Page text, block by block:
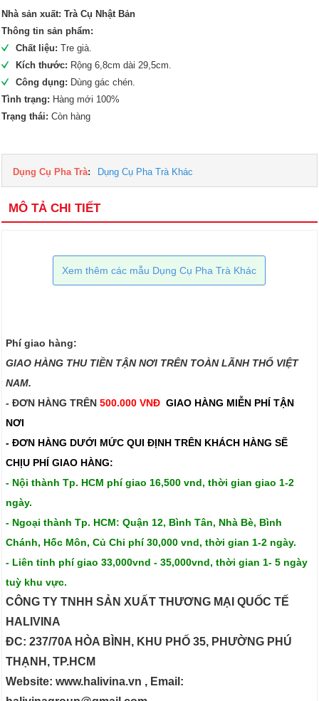
Nhà sản xuất: Trà Cụ Nhật Bản
Thông tin sản phẩm:
Chất liệu:Tre già.
Kích thước: Rộng 6,8cm dài 29,5cm.
Công dụng: Dùng gác chén.
Tình trạng: Hàng mới 100%
Trạng thái:Còn hàng
Dụng Cụ Pha Trà: Dụng Cụ Pha Trà Khác
MÔ TẢ CHI TIẾT
Xem thêm các mẫu Dụng Cụ Pha Trà Khác
Phí giao hàng:
GIAO HÀNG THU TIỀN TẬN NƠI TRÊN TOÀN LÃNH THỔ VIỆT
NAM.​​
- ĐƠN HÀNG TRÊN500.000 VNĐ GIAO HÀNG MIỄN PHÍ TẬN
NƠI
- ĐƠN HÀNG DƯỚI MỨC QUI ĐỊNH TRÊN KHÁCH HÀNG SẼ
CHỊU PHÍ GIAO HÀNG:
- Nội thành Tp. HCM phí giao 16,500 vnd, thời gian giao 1-2
ngày.
- Ngoại thành Tp. HCM: Quận 12, Bình Tân, Nhà Bè, Bình
Chánh, Hốc Môn, Củ Chi phí 30,000 vnd, thời gian 1-2 ngày.
- Liên tỉnh phí giao 33,000vnd - 35,000vnd, thời gian 1- 5 ngày
tuỳ khu vực.
CÔNG TY TNHH SẢN XUẤT THƯƠNG MẠI QUỐC TẾ
HALIVINA
ĐC: 237/70A HÒA BÌNH, KHU PHỐ 35, PHƯỜNG PHÚ
THẠNH, TP.HCM
Website: www.halivina.vn , Email: